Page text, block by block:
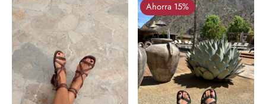
Ahorra 15%